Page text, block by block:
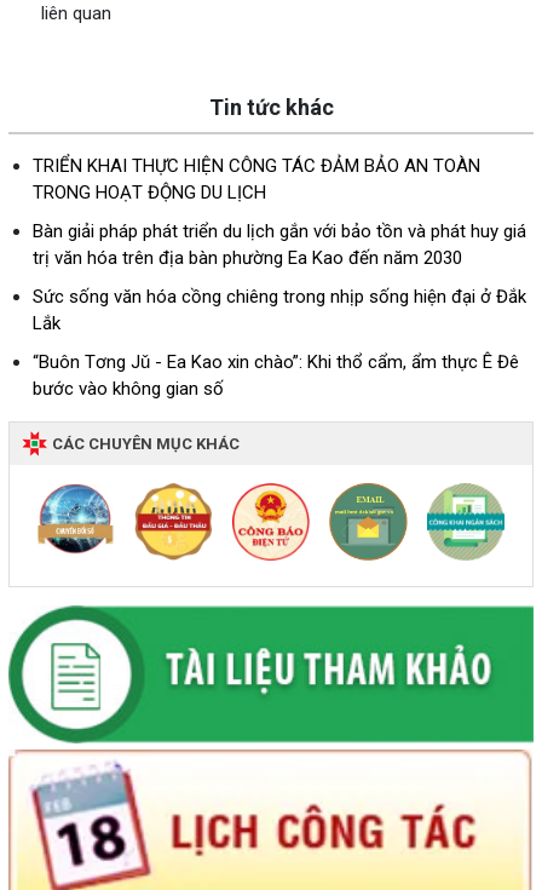
liên quan
Tin tức khác
TRIỂN KHAI THỰC HIỆN CÔNG TÁC ĐẢM BẢO AN TOÀN
TRONG HOẠT ĐỘNG DU LỊCH
Bàn giải pháp phát triển du lịch gắn với bảo tồn và phát huy giá
trị văn hóa trên địa bàn phường Ea Kao đến năm 2030
Sức sống văn hóa cồng chiêng trong nhịp sống hiện đại ở Đắk
Lắk
“Buôn Tơng Jǔ - Ea Kao xin chào”: Khi thổ cẩm, ẩm thực Ê Đê
bước vào không gian số
CÁC CHUYÊN MỤC KHÁC